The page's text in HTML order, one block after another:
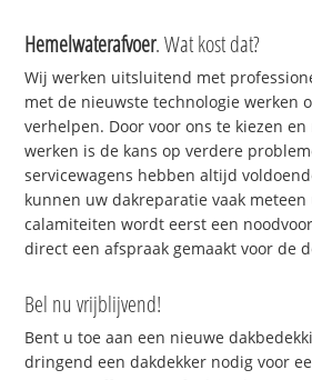
Hemelwaterafvoer. Wat kost dat?
Wij werken uitsluitend met
met de nieuwste technologie werken
verhelpen. Door voor ons te kiezen
werken is de kans op verdere
servicewagens hebben altijd
kunnen uw dakreparatie vaak
calamiteiten wordt eerst een
direct een afspraak gemaakt voor de
Bel nu vrijblijvend!
Bent u toe aan een nieuwe
dringend een dakdekker nodig voor